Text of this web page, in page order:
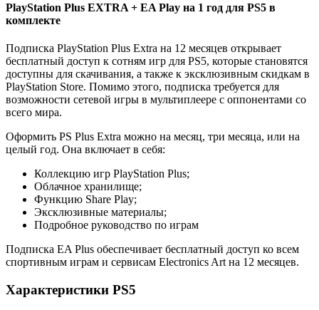
PlayStation Plus EXTRA + EA Play на 1 год для PS5 в
комплекте
Подписка PlayStation Plus Extra на 12 месяцев открывает
бесплатный доступ к сотням игр для PS5, которые становятся
доступны для скачивания, а также к эксклюзивным скидкам в
PlayStation Store. Помимо этого, подписка требуется для
возможности сетевой игры в мультиплеере с оппонентами со
всего мира.
Оформить PS Plus Extra можно на месяц, три месяца, или на
целый год. Она включает в себя:
Коллекцию игр PlayStation Plus;
Облачное хранилище;
Функцию Share Play;
Эксклюзивные материалы;
Подробное руководство по играм
Подписка EA Plus обеспечивает бесплатный доступ ко всем
спортивным играм и сервисам Electronics Art на 12 месяцев.
Характеристики PS5